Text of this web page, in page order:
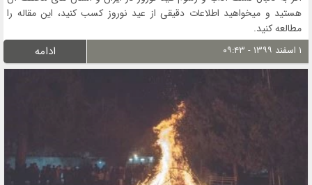
هستید و میخواهید اطلاعات دقیقی از عید نوروز کسب کنید، این مقاله را
مطالعه کنید.
۱ اسفند ۱۳۹۹ - ۰۹:۴۳ ادامه